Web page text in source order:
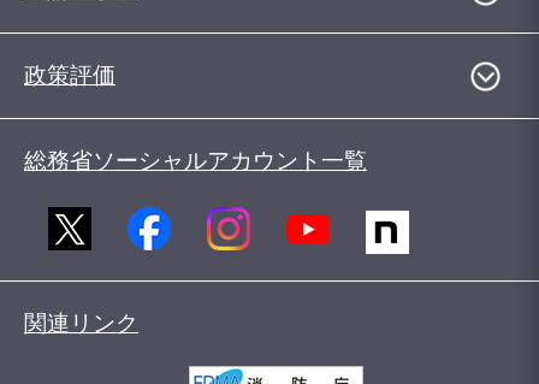
政策評価
総務省ソーシャルアカウント一覧
関連リンク